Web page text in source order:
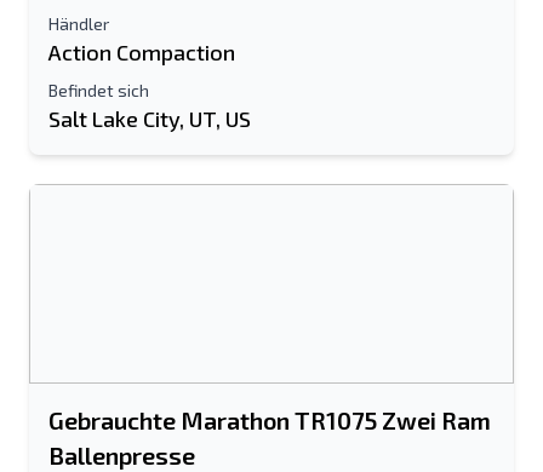
Händler
Action Compaction
Befindet sich
Salt Lake City, UT, US
Gebrauchte Marathon TR1075 Zwei Ram
Ballenpresse